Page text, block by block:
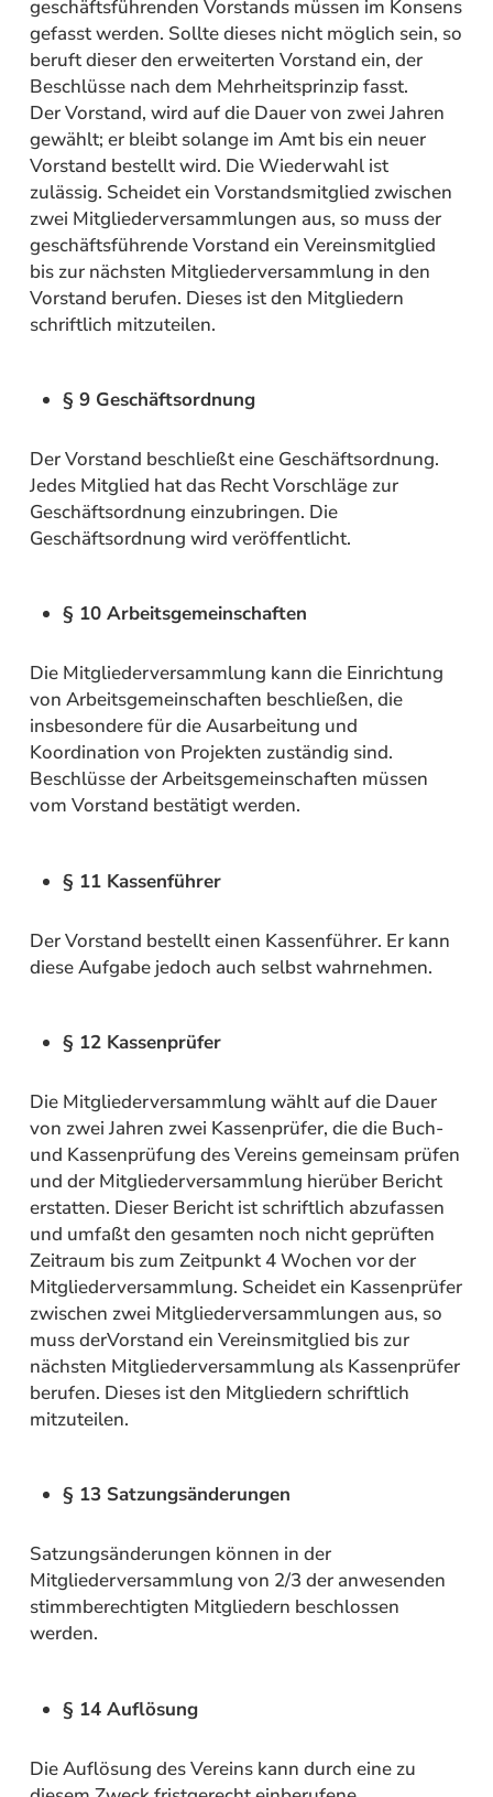
geschäftsführenden Vorstands müssen im Konsens
gefasst werden. Sollte dieses nicht möglich sein, so
beruft dieser den erweiterten Vorstand ein, der
Beschlüsse nach dem Mehrheitsprinzip fasst.
Der Vorstand, wird auf die Dauer von zwei Jahren
gewählt; er bleibt solange im Amt bis ein neuer
Vorstand bestellt wird. Die Wiederwahl ist
zulässig. Scheidet ein Vorstandsmitglied zwischen
zwei Mitgliederversammlungen aus, so muss der
geschäftsführende Vorstand ein Vereinsmitglied
bis zur nächsten Mitgliederversammlung in den
Vorstand berufen. Dieses ist den Mitgliedern
schriftlich mitzuteilen.
§ 9 Geschäftsordnung
Der Vorstand beschließt eine Geschäftsordnung.
Jedes Mitglied hat das Recht Vorschläge zur
Geschäftsordnung einzubringen. Die
Geschäftsordnung wird veröffentlicht.
§ 10 Arbeitsgemeinschaften
Die Mitgliederversammlung kann die Einrichtung
von Arbeitsgemeinschaften beschließen, die
insbesondere für die Ausarbeitung und
Koordination von Projekten zuständig sind.
Beschlüsse der Arbeitsgemeinschaften müssen
vom Vorstand bestätigt werden.
§ 11 Kassenführer
Der Vorstand bestellt einen Kassenführer. Er kann
diese Aufgabe jedoch auch selbst wahrnehmen.
§ 12 Kassenprüfer
Die Mitgliederversammlung wählt auf die Dauer
von zwei Jahren zwei Kassenprüfer, die die Buch-
und Kassenprüfung des Vereins gemeinsam prüfen
und der Mitgliederversammlung hierüber Bericht
erstatten. Dieser Bericht ist schriftlich abzufassen
und umfaßt den gesamten noch nicht geprüften
Zeitraum bis zum Zeitpunkt 4 Wochen vor der
Mitgliederversammlung. Scheidet ein Kassenprüfer
zwischen zwei Mitgliederversammlungen aus, so
muss derVorstand ein Vereinsmitglied bis zur
nächsten Mitgliederversammlung als Kassenprüfer
berufen. Dieses ist den Mitgliedern schriftlich
mitzuteilen.
§ 13 Satzungsänderungen
Satzungsänderungen können in der
Mitgliederversammlung von 2/3 der anwesenden
stimmberechtigten Mitgliedern beschlossen
werden.
§ 14 Auflösung
Die Auflösung des Vereins kann durch eine zu